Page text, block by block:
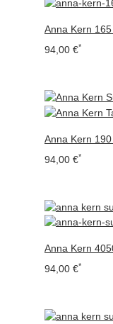
Anna Kern
94,00 €*
Anna Kern
94,00 €*
Anna Kern
94,00 €*